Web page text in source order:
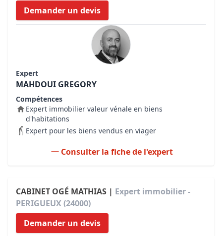
Demander un devis
Expert
MAHDOUI GREGORY
Compétences
Expert immobilier valeur vénale en biens
d'habitations
Expert pour les biens vendus en viager
Consulter la fiche de l'expert
CABINET OGÉ MATHIAS | Expert immobilier -
PERIGUEUX (24000)
Demander un devis